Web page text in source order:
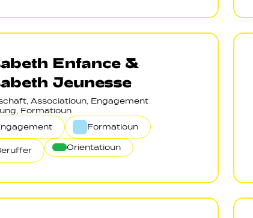
Enfance &
Jeunesse
Associatioun, Engagement
Formatioun
Formatioun
Orientatioun